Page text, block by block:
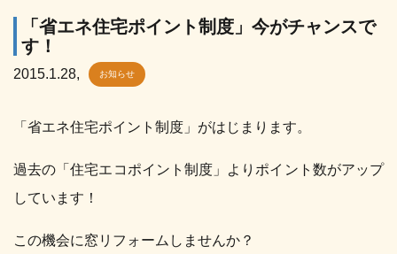
「省エネ住宅ポイント制度」今がチャンスで
す！
2015.1.28, お知らせ
「省エネ住宅ポイント制度」がはじまります。
過去の「住宅エコポイント制度」よりポイント数がアップ
しています！
この機会に窓リフォームしませんか？